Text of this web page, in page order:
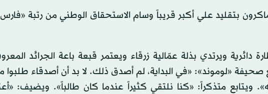
بتقليد علي أكبر قريباً وسام الاستحقاق الوطني من رتبة «فارس»،
ويرتدي بذلة عمّالية زرقاء ويعتمر قبعة باعة الجرائد
«لوموند»: «في البداية، لم أصدق ذلك. لا بد أن أصدقاء طلبوا
ويتابع متذكراً: «كنا نلتقي كثيراً عندما كان طالباً». ويضيف: